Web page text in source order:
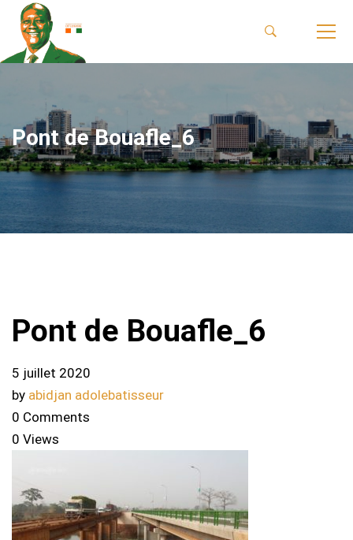
Pont de Bouafle_6
Pont de Bouafle_6
5 juillet 2020
by abidjan adolebatisseur
0 Comments
0 Views